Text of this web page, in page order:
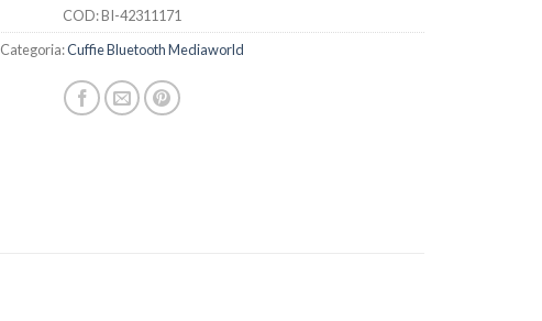
COD:BI-42311171
Categoria:Cuffie Bluetooth Mediaworld